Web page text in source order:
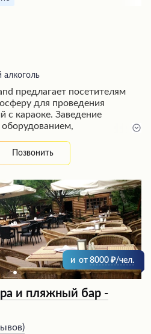
предлагает посетителям
для проведения
с караоке. Заведение
размещения гостей.
помочь в организации
композициями,
и закуски по доступным
дружелюбную и
что делает это место
и веселых вечеринок.
Позвонить
и от 8000 /чел.
и пляжный бар -
)